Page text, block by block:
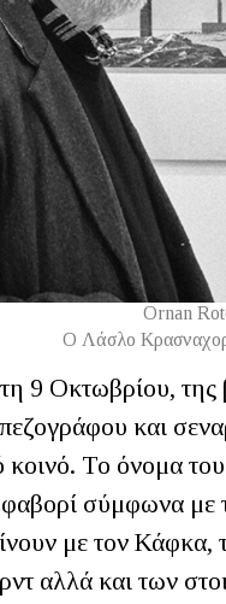
Ornan
Ο Λάσλο
9 Οκτωβρίου, της
και
κοινό. Το όνομα
σύμφωνα με
με τον Κάφκα,
αλλά και των